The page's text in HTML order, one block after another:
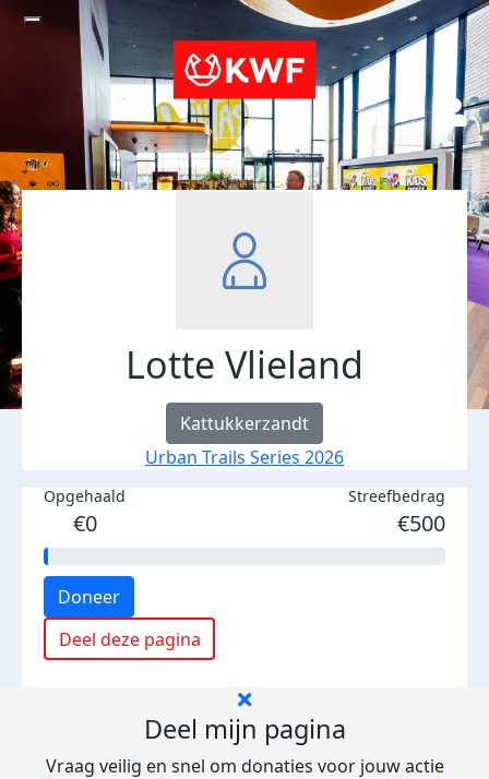
Lotte Vlieland
Kattukkerzandt
Urban Trails Series 2026
Opgehaald
€0
Streefbedrag
€500
Doneer
Deel deze pagina
Deel mijn pagina
Vraag veilig en snel om donaties voor jouw actie